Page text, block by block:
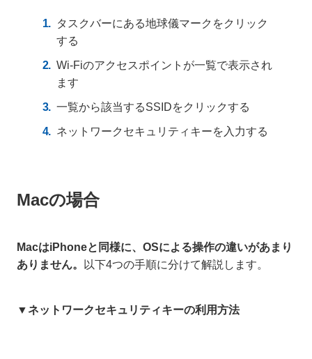
タスクバーにある地球儀マークをクリック
する
Wi-Fiのアクセスポイントが一覧で表示され
ます
一覧から該当するSSIDをクリックする
ネットワークセキュリティキーを入力する
Macの場合
MacはiPhoneと同様に、OSによる操作の違いがあまり
ありません。
以下4つの手順に分けて解説します。
▼ネットワークセキュリティキーの利用方法